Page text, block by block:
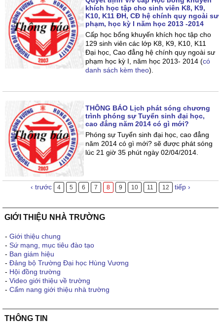
khích học tập cho sinh viên K8, K9,
K10, K11 ĐH, CĐ hệ chính quy ngoài sư
phạm, học kỳ I năm học 2013 -2014
Cấp học bổng khuyến khích học tập cho
129 sinh viên các lớp K8, K9, K10, K11
Đại học, Cao đẳng hệ chính quy ngoài sư
phạm học kỳ I, năm học 2013- 2014 (có
danh sách kèm theo).
THÔNG BÁO Lịch phát sóng chương
trình phóng sự Tuyển sinh đại học,
cao đẳng năm 2014 có gì mới?
Phóng sự Tuyển sinh đại học, cao đẳng
năm 2014 có gì mới? sẽ được phát sóng
lúc 21 giờ 35 phút ngày 02/04/2014.
‹ trước 4 5 6 7 8 9 10 11 12 tiếp ›
GIỚI THIỆU NHÀ TRƯỜNG
- Giới thiệu chung
- Sứ mạng, mục tiêu đào tạo
- Ban giám hiệu
- Đảng bộ Trường Đại học Hùng Vương
- Hội đồng trường
- Video giới thiệu về trường
- Cẩm nang giới thiệu nhà trường
THÔNG TIN